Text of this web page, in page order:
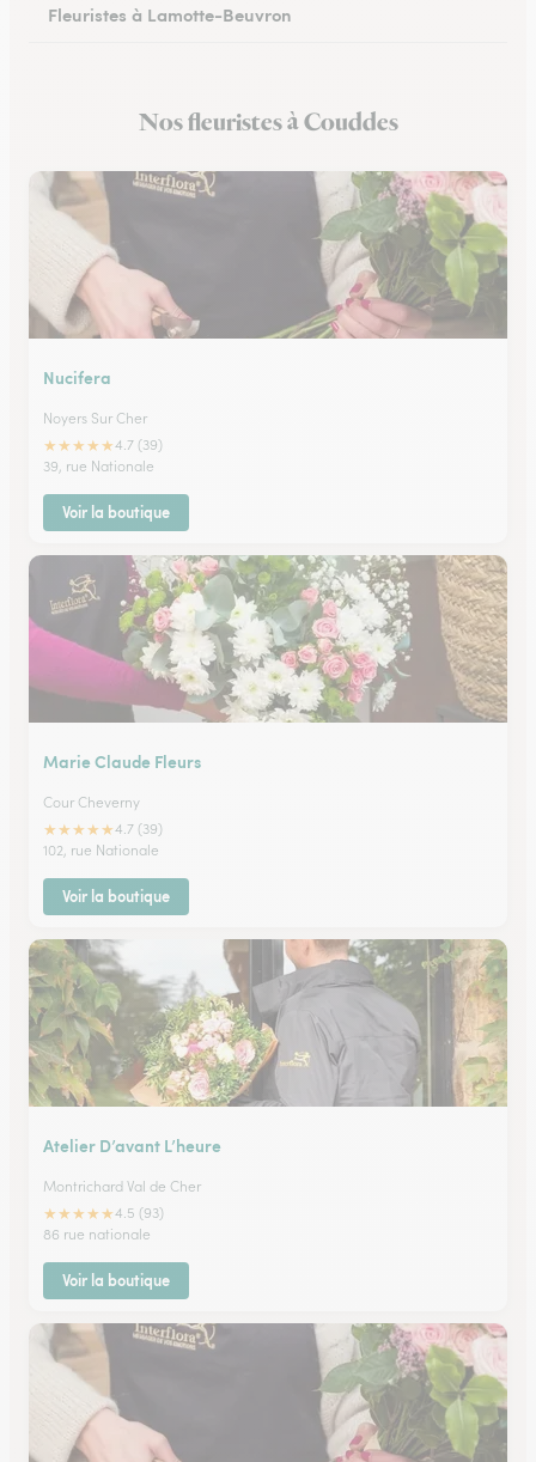
Fleuristes à Lamotte-Beuvron
Fleuristes à Romorantin-Lanthenay
Nos fleuristes à Couddes
Nucifera
Noyers Sur Cher
★★★★★4.7 (39)
39, rue Nationale
Voir la boutique
Marie Claude Fleurs
Cour Cheverny
★★★★★4.7 (39)
102, rue Nationale
Voir la boutique
Atelier D’avant L’heure
Montrichard Val de Cher
★★★★★4.5 (93)
86 rue nationale
Voir la boutique